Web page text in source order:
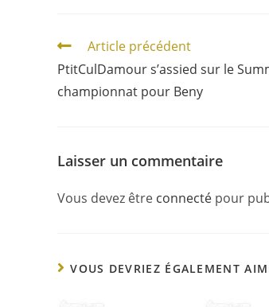
Article précédent
PtitCulDamour s’assied sur le
championnat pour Beny
Laisser un commentaire
Vous devez être connecté pour
VOUS DEVRIEZ ÉGALEMENT